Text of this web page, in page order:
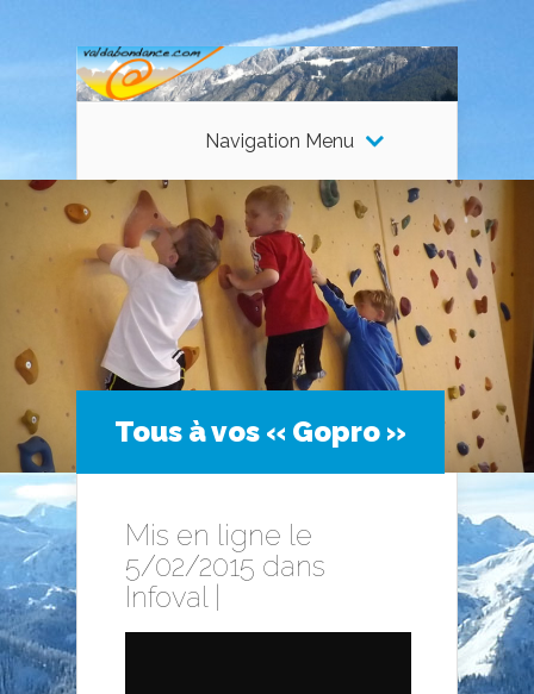
Navigation Menu
Tous à vos « Gopro »
Mis en ligne le
5/02/2015 dans
Infoval